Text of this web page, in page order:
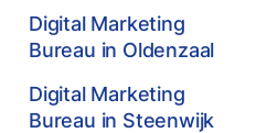
Digital Marketing
Bureau in Oldenzaal
Digital Marketing
Bureau in Steenwijk